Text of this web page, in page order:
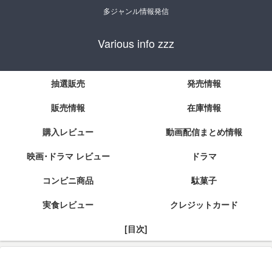
多ジャンル情報発信
Various info zzz
抽選販売
発売情報
販売情報
在庫情報
購入レビュー
動画配信まとめ情報
映画･ドラマ レビュー
ドラマ
コンビニ商品
駄菓子
実食レビュー
クレジットカード
[目次]